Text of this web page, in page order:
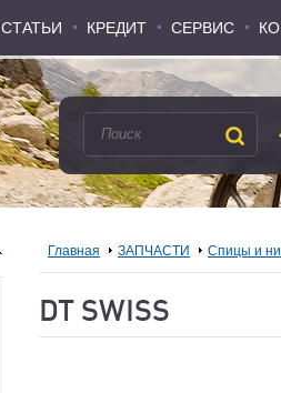
СТАТЬИ КРЕДИТ СЕРВИС
СТАТЬИ КРЕДИТ СЕРВИС
Главная ЗАПЧАСТИ Спицы и
DT SWISS